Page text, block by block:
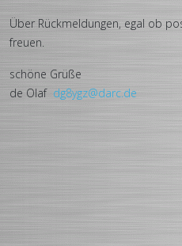
Über Rückmeldungen, egal ob
freuen.
schöne Grüße
de Olaf dg8ygz@darc.de